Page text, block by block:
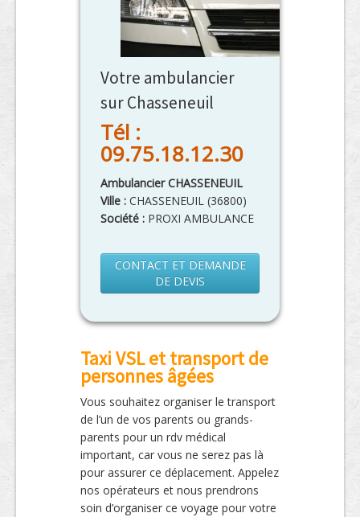
Votre ambulancier
sur Chasseneuil
Tél :
09.75.18.12.30
Ambulancier CHASSENEUIL
Ville : CHASSENEUIL (36800)
Société : PROXI AMBULANCE
CONTACT ET DEMANDE
DE DEVIS
Taxi VSL et transport de
personnes âgées
Vous souhaitez organiser le transport
de l’un de vos parents ou grands-
parents pour un rdv médical
important, car vous ne serez pas là
pour assurer ce déplacement. Appelez
nos opérateurs et nous prendrons
soin d’organiser ce voyage pour votre